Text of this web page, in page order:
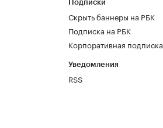
Подписки
Скрыть баннеры на РБК
Подписка на РБК
Корпоративная подписка
Уведомления
RSS